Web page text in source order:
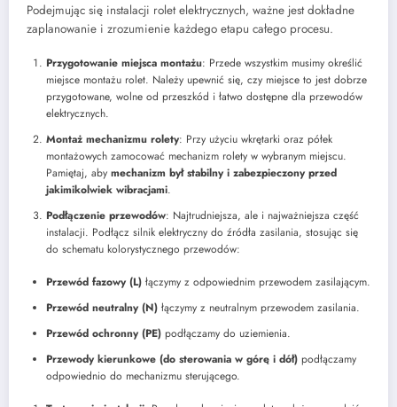
Podejmując się instalacji rolet elektrycznych, ważne jest dokładne
zaplanowanie i zrozumienie każdego etapu całego procesu.
Przygotowanie miejsca montażu: Przede wszystkim musimy określić
miejsce montażu rolet. Należy upewnić się, czy miejsce to jest dobrze
przygotowane, wolne od przeszkód i łatwo dostępne dla przewodów
elektrycznych.
Montaż mechanizmu rolety: Przy użyciu wkrętarki oraz półek
montażowych zamocować mechanizm rolety w wybranym miejscu.
Pamiętaj, aby mechanizm był stabilny i zabezpieczony przed
jakimikolwiek wibracjami.
Podłączenie przewodów: Najtrudniejsza, ale i najważniejsza część
instalacji. Podłącz silnik elektryczny do źródła zasilania, stosując się
do schematu kolorystycznego przewodów:
Przewód fazowy (L) łączymy z odpowiednim przewodem zasilającym.
Przewód neutralny (N) łączymy z neutralnym przewodem zasilania.
Przewód ochronny (PE) podłączamy do uziemienia.
Przewody kierunkowe (do sterowania w górę i dół) podłączamy
odpowiednio do mechanizmu sterującego.